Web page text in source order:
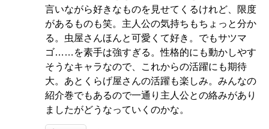
言いながら好きなものを見せてくるけれど、限度
があるものも笑。主人公の気持ちもちょっと分か
る。虫屋さんほんと可愛くて好き。でもサツマ
ゴ……を素手は強すぎる。性格的にも動かしやす
そうなキャラなので、これからの活躍にも期待
大。あとくらげ屋さんの活躍も楽しみ。みんなの
紹介巻でもあるので一通り主人公との絡みがあり
ましたがどうなっていくのかな。